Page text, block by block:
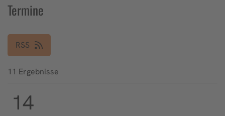
Termine
RSS
11 Ergebnisse
14